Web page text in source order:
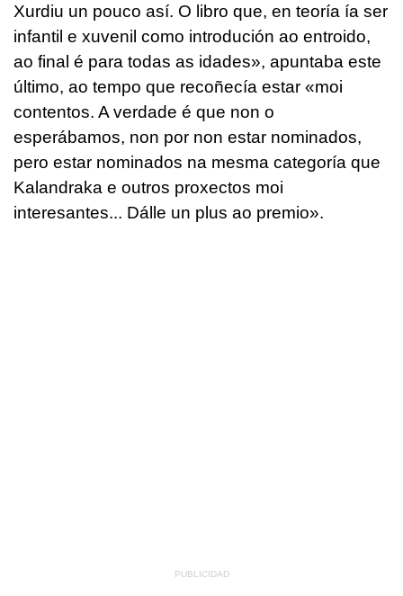
Xurdiu un pouco así. O libro que, en teoría ía ser
infantil e xuvenil como introdución ao entroido,
ao final é para todas as idades», apuntaba este
último, ao tempo que recoñecía estar «moi
contentos. A verdade é que non o
esperábamos, non por non estar nominados,
pero estar nominados na mesma categoría que
Kalandraka e outros proxectos moi
interesantes... Dálle un plus ao premio».